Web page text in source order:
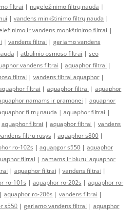
filtrai | nugeležinimo filtrų nauda |
| vandens minkštinimo filtrų nauda |
ir vandens monkštinimo filtrai |
| vandens filtrai | geriamo vandens
| atbulinio osmoso filtrai | seo
vandens filtrai | aquaphor filtrai |
filtrai | vandens filtrai aquaphor |
filtrai | aquaphor filtrai | aquaphor
namams ir pramonei | aquaphor
filtrų nauda | aquaphor filtrai |
aquaphor filtrai | aquaphor filtrai | vandens
filtru rusys | aquaphor s800 |
ro-102s | aquapgor s550 | aquaphor
filtrai | namams ir biurui aquaphor
| aquaphor filtrai | vandens filtrai |
ro-101s | aquaphor ro-202s | aquaphor ro-
| aquaphor ro-206s | vandens filtrai |
s550 | geriamo vandens filtrai | aquaphor